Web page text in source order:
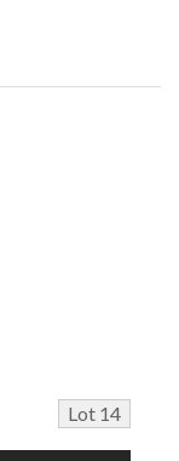
Lot 14